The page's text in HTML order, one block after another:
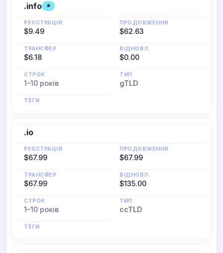
.info ★
РЕЄСТРАЦІЯ
$9.49
ПРОДОВЖЕННЯ
$62.63
ТРАНСФЕР
$6.18
ВІДНОВЛ.
$0.00
СТРОК
1–10 років
ТИП
gTLD
ТЕГИ
.io
РЕЄСТРАЦІЯ
$67.99
ПРОДОВЖЕННЯ
$67.99
ТРАНСФЕР
$67.99
ВІДНОВЛ.
$135.00
СТРОК
1–10 років
ТИП
ccTLD
ТЕГИ